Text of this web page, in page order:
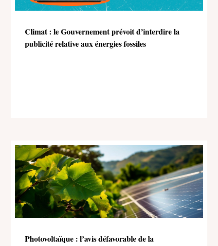
Climat : le Gouvernement prévoit d’interdire la
publicité relative aux énergies fossiles
Photovoltaïque : l’avis défavorable de la